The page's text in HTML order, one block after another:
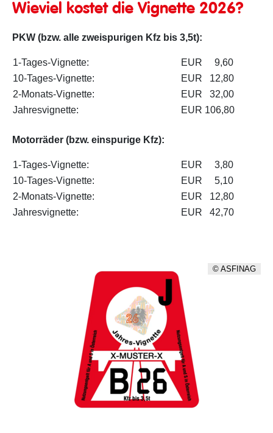
Wieviel kostet die Vignette 2026?
PKW (bzw. alle zweispurigen Kfz bis 3,5t):
1-Tages-Vignette:
EUR 9,60
10-Tages-Vignette:
EUR 12,80
2-Monats-Vignette:
EUR 32,00
Jahresvignette:
EUR 106,80
Motorräder (bzw. einspurige Kfz):
1-Tages-Vignette:
EUR 3,80
10-Tages-Vignette:
EUR 5,10
2-Monats-Vignette:
EUR 12,80
Jahresvignette:
EUR 42,70
© ASFINAG